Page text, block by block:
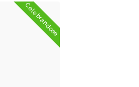
Celebrandose